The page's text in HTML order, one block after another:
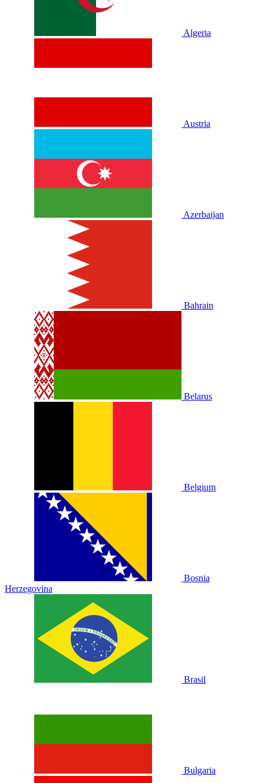
Algeria
Austria
Azerbaijan
Bahrain
Belarus
Belgium
Bosnia
Herzegovina
Brasil
Bulgaria